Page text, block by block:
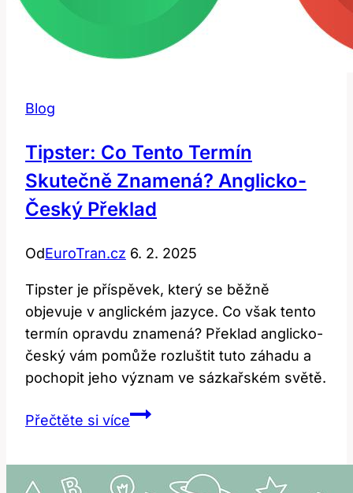
Blog
Tipster: Co Tento Termín
Skutečně Znamená? Anglicko-
Český Překlad
OdEuroTran.cz 6. 2. 2025
Tipster je příspěvek, který se běžně
objevuje v anglickém jazyce. Co však tento
termín opravdu znamená? Překlad anglicko-
český vám pomůže rozluštit tuto záhadu a
pochopit jeho význam ve sázkařském světě.
Přečtěte si víceTipster:
Termín